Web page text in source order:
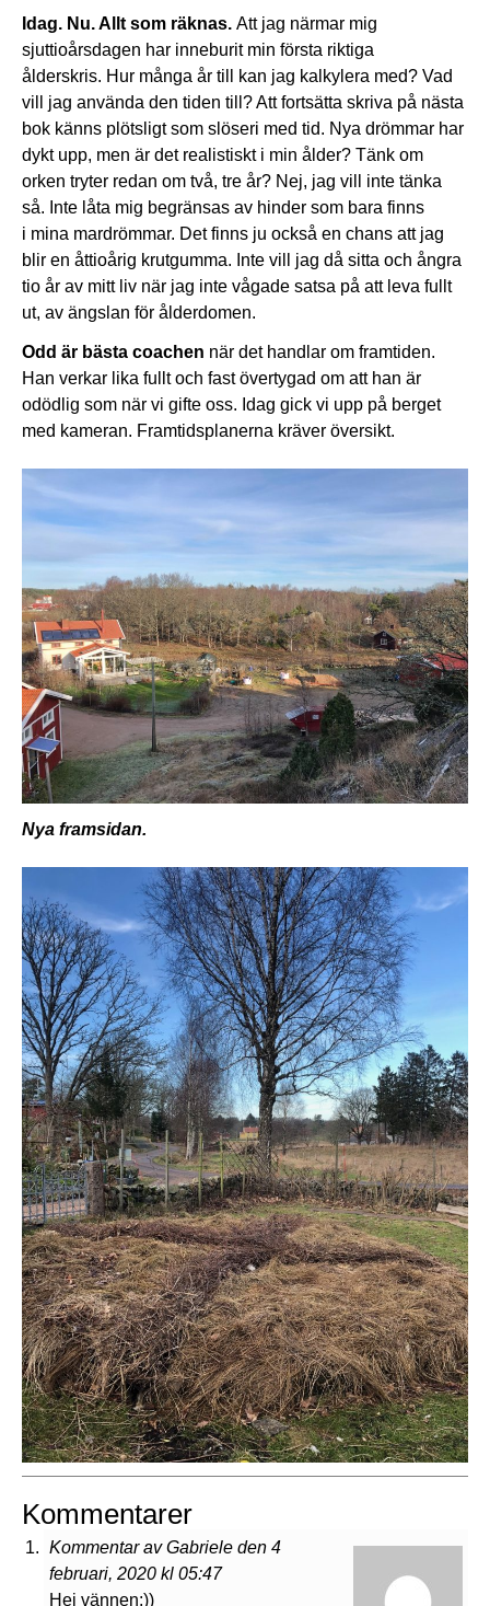
Idag. Nu. Allt som räknas. Att jag närmar mig
sjuttioårsdagen har inneburit min första riktiga
ålderskris. Hur många år till kan jag kalkylera med? Vad
vill jag använda den tiden till? Att fortsätta skriva på nästa
bok känns plötsligt som slöseri med tid. Nya drömmar har
dykt upp, men är det realistiskt i min ålder? Tänk om
orken tryter redan om två, tre år? Nej, jag vill inte tänka
så. Inte låta mig begränsas av hinder som bara finns
i mina mardrömmar. Det finns ju också en chans att jag
blir en åttioårig krutgumma. Inte vill jag då sitta och ångra
tio år av mitt liv när jag inte vågade satsa på att leva fullt
ut, av ängslan för ålderdomen.
Odd är bästa coachen när det handlar om framtiden.
Han verkar lika fullt och fast övertygad om att han är
odödlig som när vi gifte oss. Idag gick vi upp på berget
med kameran. Framtidsplanerna kräver översikt.
Nya framsidan.
Kommentarer
Kommentar av Gabriele den 4
februari, 2020 kl 05:47
Hej vännen:))